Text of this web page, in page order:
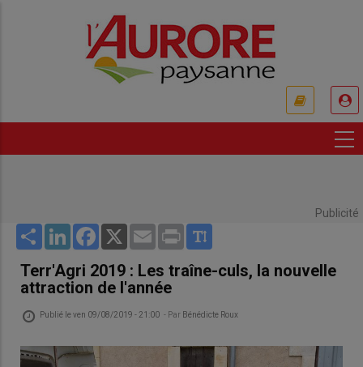
Publicité
Share LinkedInFacebook
X Email Print
Terr'Agri 2019 : Les traîne-culs, la nouvelle
attraction de l'année
Publié leven 09/08/2019 - 21:00 - Par Bénédicte Roux